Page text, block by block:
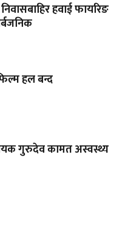
हवाई फायरिङ
हल बन्द
गुरुदेव कामत अस्वस्थ्य